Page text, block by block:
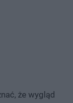
że wygląd